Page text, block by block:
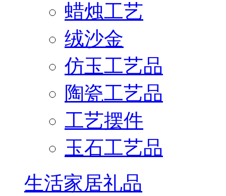
蜡烛工艺
绒沙金
仿玉工艺品
陶瓷工艺品
工艺摆件
玉石工艺品
生活家居礼品